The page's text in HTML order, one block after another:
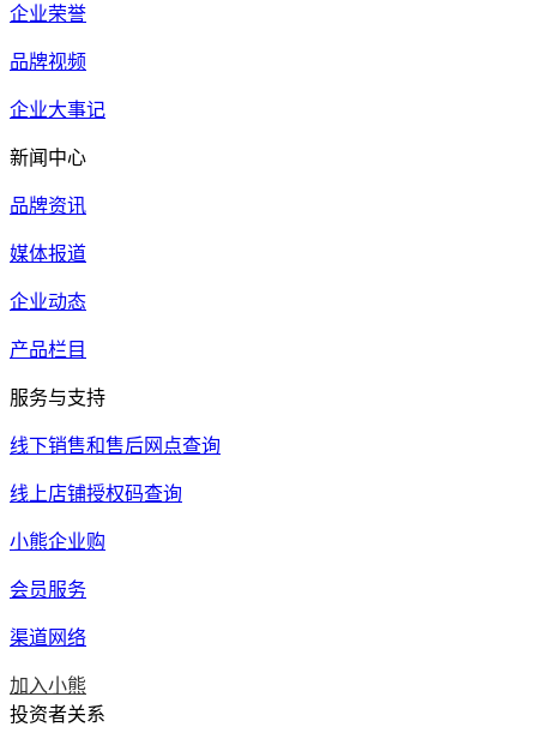
企业荣誉
品牌视频
企业大事记
新闻中心
品牌资讯
媒体报道
企业动态
产品栏目
服务与支持
线下销售和售后网点查询
线上店铺授权码查询
小熊企业购
会员服务
渠道网络
加入小熊
投资者关系